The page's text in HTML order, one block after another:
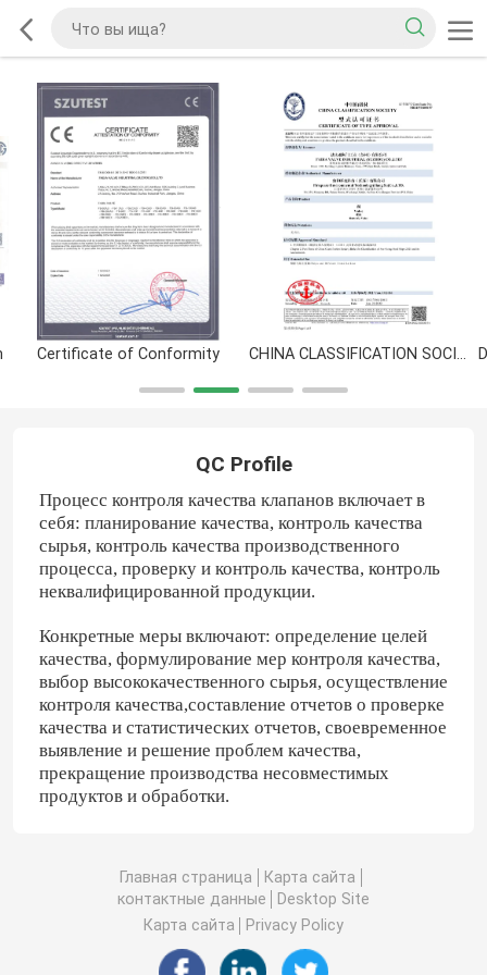
Certificate of Conformity CHINA CLASSIFICATION SOCIETY CERTIFICATE OF TYPE APPROVAL
QC Profile
Процесс контроля качества клапанов включает в
себя: планирование качества, контроль качества
сырья, контроль качества производственного
процесса, проверку и контроль качества, контроль
неквалифицированной продукции.
Конкретные меры включают: определение целей
качества, формулирование мер контроля качества,
выбор высококачественного сырья, осуществление
контроля качества,составление отчетов о проверке
качества и статистических отчетов, своевременное
выявление и решение проблем качества,
прекращение производства несовместимых
продуктов и обработки.
Главная страница
Карта сайта
контактные данные
Desktop Site
Карта сайта
Privacy Policy